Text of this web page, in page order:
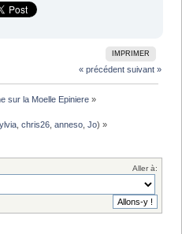
IMPRIMER
« précédent suivant »
sur la Moelle Epiniere »
,chris26 ,anneso ,Jo) »
Aller à: